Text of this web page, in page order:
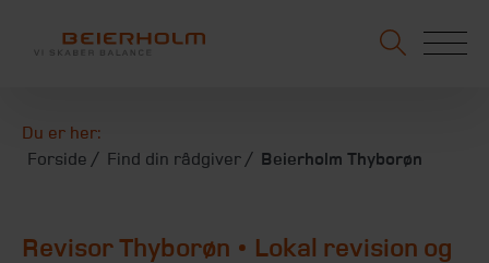
Du er her:
Forside
Find din rådgiver Beierholm Thyborøn
Revisor Thyborøn • Lokal revision og